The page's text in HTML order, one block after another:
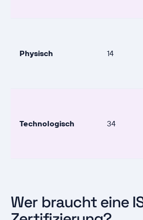
Physisch 14
Technologisch 34
Wer braucht eine